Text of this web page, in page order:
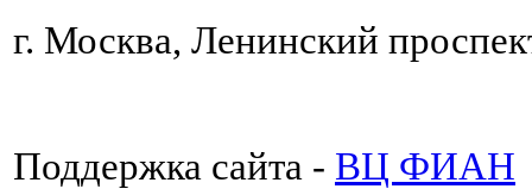
г. Москва, Ленинский
Поддержка сайта - ВЦ ФИАН